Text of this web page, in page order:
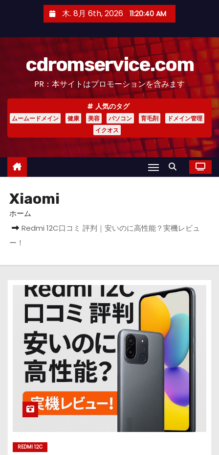
木. 8月 6th, 2026 11:20:41 AM
cdromservice.com
PR：本サイトはプロモーションを含みます
人気のタグ
ムームードメイン 健康 美容 パソコン 育毛剤
ドメイン管理
イクオス
Xiaomi
ホーム
Redmi 12C口コミ 評判｜安いのに高性能？実機レビュ
ー！
REDMI 12C